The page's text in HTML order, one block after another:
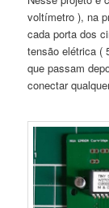
voltímetro ), na
cada porta dos
tensão elétrica (
que passam
conectar